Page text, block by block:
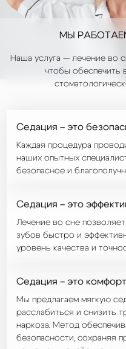
МЫ
Наша услуга — лечение во
чтобы обеспечить
Седация – это
Каждая процедура
наших опытных
безопасное и
Седация – это
Лечение во сне
зубов быстро и
уровень качества и
Седация – это
Мы предлагаем мягкую
расслабиться и снизить
наркоза. Метод
безопасности, сохраняя